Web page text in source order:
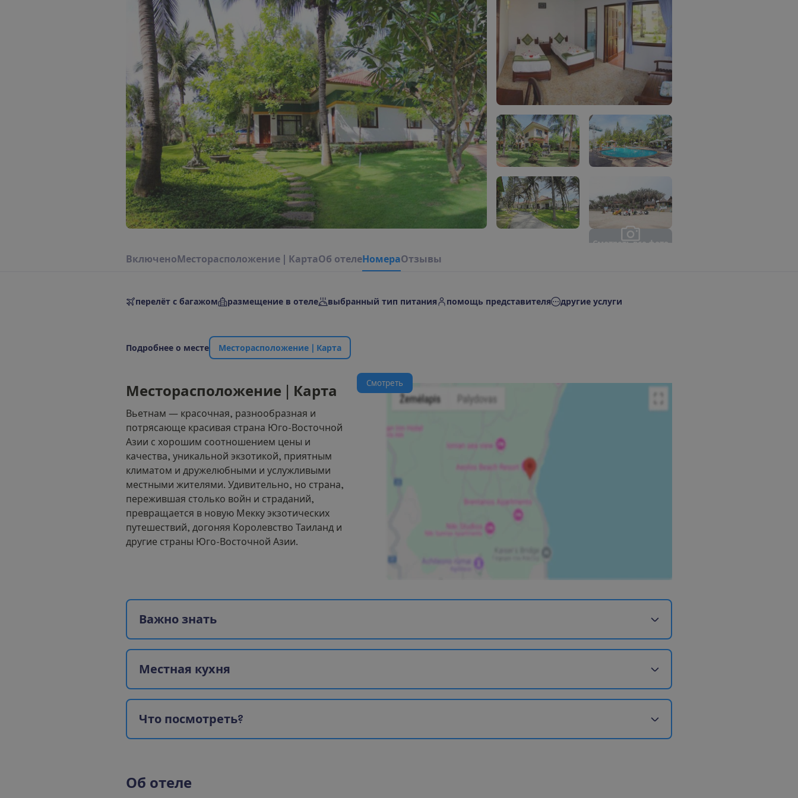
Смотреть все фото
ВключеноМесторасположение КартаОб отелеНомераОтзывы
перелёт с багажом размещение в отеле выбранный тип питания помощь представителя другие услуги
Подробнее о месте Месторасположение Карта
Месторасположение Карта
Вьетнам — красочная, разнообразная и
потрясающе красивая страна Юго-Восточной
Азии с хорошим соотношением цены и
качества, уникальной экзотикой, приятным
климатом и дружелюбными и услужливыми
местными жителями. Удивительно, но страна,
пережившая столько войн и страданий,
превращается в новую Мекку экзотических
путешествий, догоняя Королевство Таиланд и
другие страны Юго-Восточной Азии.
Смотреть
Важно знать
Местная кухня
Что посмотреть?
Об отеле